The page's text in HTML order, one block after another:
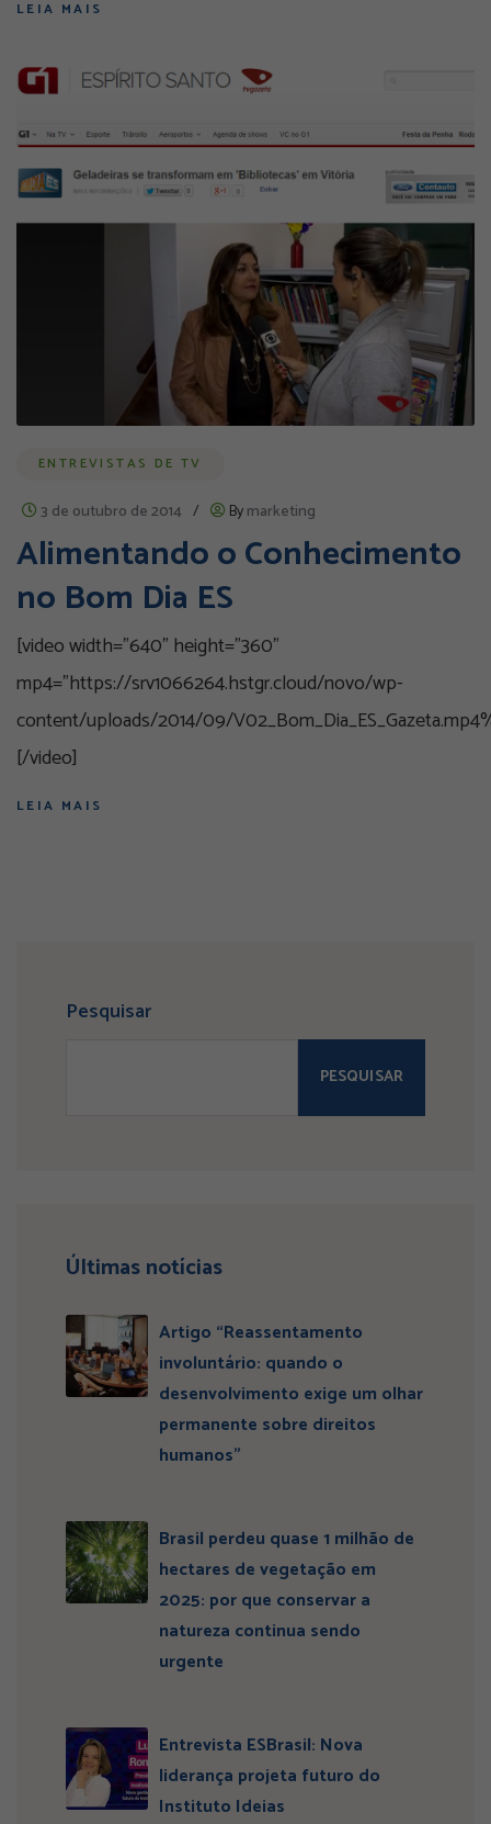
LEIA MAIS
ENTREVISTAS DE TV
3 de outubro de 2014 / Bymarketing
Alimentando o Conhecimento
no Bom Dia ES
[video width="640" height="360"
mp4="https://srv1066264.hstgr.cloud/novo/wp-
content/uploads/2014/09/
[/video]
LEIA MAIS
Pesquisar
PESQUISAR
Últimas notícias
Artigo “Reassentamento
involuntário: quando o
desenvolvimento exige um olhar
permanente sobre direitos
humanos”
Brasil perdeu quase 1 milhão de
hectares de vegetação em
2025: por que conservar a
natureza continua sendo
urgente
Entrevista ESBrasil: Nova
liderança projeta futuro do
Instituto Ideias